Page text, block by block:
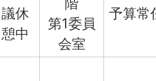
議休
憩中
第1委員
会室
予算常